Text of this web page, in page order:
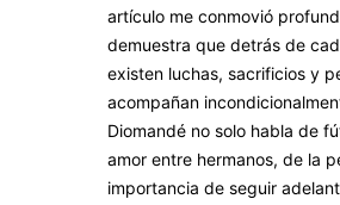
artículo me conmovió
demuestra que detrás de
existen luchas, sacrificios y
acompañan
Diomandé no solo habla de
amor entre hermanos, de la
importancia de seguir